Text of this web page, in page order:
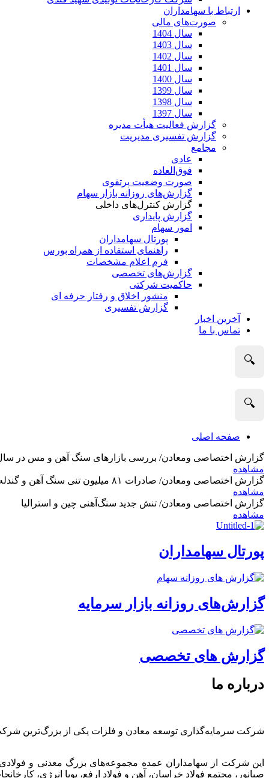
ارتباط با سهامداران
صورت‌های مالی
سال 1404
سال 1403
سال 1402
سال 1401
سال 1400
سال 1399
سال 1398
سال 1397
گزارش فعالیت هیأت مدیره
گزارش تفسیری مدیریت
مجامع
عادی
فوق‌العاده
صورت وضعیت پرتفوی
گزارش‌های روزانه بازار سهام
گزارش کنترل‌های داخلی
گزارش پایداری
امور سهام
پورتال سهامداران
راهنمای استفاده از همراه بورس
فرم اعلام مشخصات
گزارش‌های تخصصی
حاکمیت شرکتی
منشور اخلاق و رفتار حرفه­ ای
گزارش تفسیری
آخرین اخبار
تماس با ما
🔍
🔍
صفحه اصلی
گزارش اختصاصی ومعادن/ بررسی بازارهای سنگ آهن و مس در سال 2025 و نگاه تحلیلگران به
مشاهده
گزارش اختصاصی ومعادن/ صادرات ۸۱ میلیون تنی سنگ آهن و گندله استرالیا در ماه گذشته
مشاهده
گزارش اختصاصی ومعادن/ تنش جدید سنگ‌آهنی چین و استرالیا
مشاهده
پورتال سهامداران
گزارش‌های روزانه بازار سرمایه
گزارش های تخصصی
درباره ما
شرکت سرمایه‌گذاری توسعه معادن و فلزات یکی از بزرگ‌ترین
این شرکت از سهامداران عمده مجموعه‌های بزرگ معدنی و
صبانور، مجتمع فولاد خراسان، آهن و فولاد ارفع، پویا انرژی،